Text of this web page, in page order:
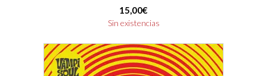
15,00€
Sin existencias